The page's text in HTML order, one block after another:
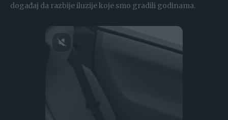
događaj da razbije iluzije koje smo gradili godinama.